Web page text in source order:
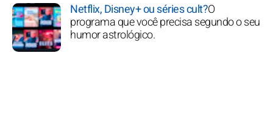
Netflix, Disney+ ou séries cult?O
programa que você precisa segundo o seu
humor astrológico.